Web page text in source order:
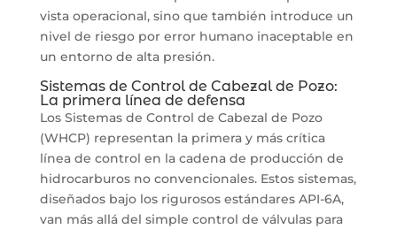
vista operacional, sino que también introduce un
nivel de riesgo por error humano inaceptable en
un entorno de alta presión.
Sistemas de Control de Cabezal de Pozo:
La primera línea de defensa
Los Sistemas de Control de Cabezal de Pozo
(WHCP) representan la primera y más crítica
línea de control en la cadena de producción de
hidrocarburos no convencionales. Estos sistemas,
diseñados bajo los rigurosos estándares API-6A,
van más allá del simple control de válvulas para